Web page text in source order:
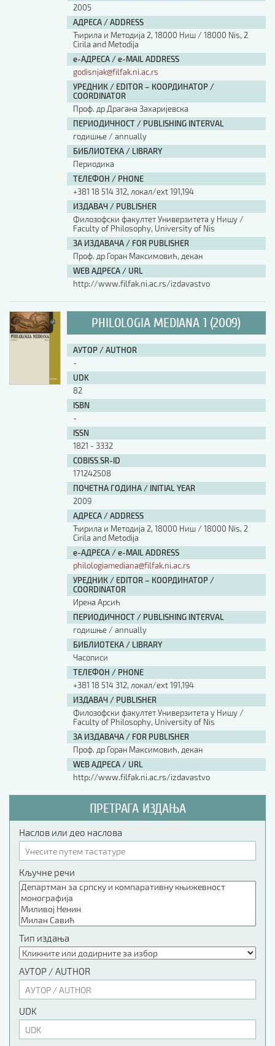
2005
АДРЕСА / ADDRESS
Ћирила и Методија 2, 18000 Ниш / 18000 Nis, 2
Cirila and Metodija
е-АДРЕСА / e-MAIL ADDRESS
godisnjak@filfak.ni.ac.rs
УРЕДНИК / EDITOR – КООРДИНАТОР /
COORDINATOR
Проф. др Драгана Захаријевска
ПЕРИОДИЧНОСТ / PUBLISHING INTERVAL
годишње / annually
БИБЛИОТЕКА / LIBRARY
Периодика
ТЕЛЕФОН / PHONE
+381 18 514 312, локал/ext 191,194
ИЗДАВАЧ / PUBLISHER
Филозофски факултет Универзитета у Нишу /
Faculty of Philosophy, University of Nis
ЗА ИЗДАВАЧА / FOR PUBLISHER
Проф. др Горан Максимовић, декан
WEB АДРЕСА / URL
http://www.filfak.ni.ac.rs/izdavastvo
PHILOLOGIA MEDIANA 1 (2009)
АУТОР / AUTHOR
-
UDK
82
ISBN
-
ISSN
1821 - 3332
COBISS.SR-ID
171242508
ПОЧЕТНА ГОДИНА / INITIAL YEAR
2009
АДРЕСА / ADDRESS
Ћирила и Методија 2, 18000 Ниш / 18000 Nis, 2
Cirila and Metodija
е-АДРЕСА / e-MAIL ADDRESS
philologiamediana@filfak.ni.ac.rs
УРЕДНИК / EDITOR – КООРДИНАТОР /
COORDINATOR
Ирена Арсић
ПЕРИОДИЧНОСТ / PUBLISHING INTERVAL
годишње / annually
БИБЛИОТЕКА / LIBRARY
Часописи
ТЕЛЕФОН / PHONE
+381 18 514 312, локал/ext 191,194
ИЗДАВАЧ / PUBLISHER
Филозофски факултет Универзитета у Нишу /
Faculty of Philosophy, University of Nis
ЗА ИЗДАВАЧА / FOR PUBLISHER
Проф. др Горан Максимовић, декан
WEB АДРЕСА / URL
http://www.filfak.ni.ac.rs/izdavastvo
ПРЕТРАГА ИЗДАЊА
Наслов или део наслова
Кључне речи
Тип издања
АУТОР / AUTHOR
UDK